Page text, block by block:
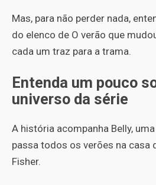
Mas, para não perder nada,
do elenco de O verão que
cada um traz para a trama.
Entenda um pouco
universo da série
A história acompanha Belly,
passa todos os verões na casa
Fisher.